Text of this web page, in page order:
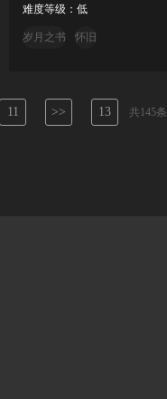
难度等级：低
岁月之书 怀旧
11 >> 13 共145条